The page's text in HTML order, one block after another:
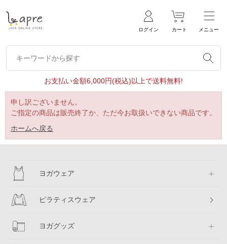
ログイン カート メニュー
キーワードから探す
キーワードから探す
お支払い金額6,000円(税込)以上で送料無料!
申し訳ございません。
ご指定の商品は販売終了か、ただ今お取扱いできない商品です。
ホームへ戻る
ヨガウェア
ピラティスウェア
ヨガグッズ